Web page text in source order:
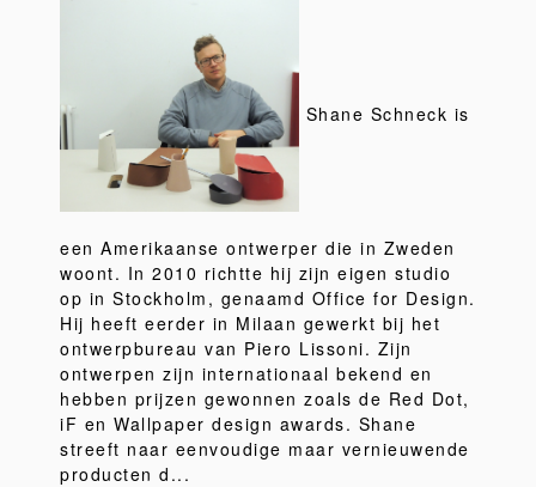
Shane Schneck is
een Amerikaanse ontwerper die in Zweden
woont. In 2010 richtte hij zijn eigen studio
op in Stockholm, genaamd Office for Design.
Hij heeft eerder in Milaan gewerkt bij het
ontwerpbureau van Piero Lissoni. Zijn
ontwerpen zijn internationaal bekend en
hebben prijzen gewonnen zoals de Red Dot,
iF en Wallpaper design awards. Shane
streeft naar eenvoudige maar vernieuwende
producten d...